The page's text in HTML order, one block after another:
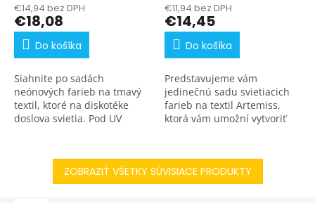
€14,94 bez DPH
€18,08
Do košíka
Siahnite po sadách
neónových farieb na tmavý
textil, ktoré na diskotéke
doslova svietia. Pod UV
deň zase majú jemné
pastelové...
€11,94 bez DPH
€14,45
Do košíka
Predstavujeme vám
jedinečnú sadu svietiacich
farieb na textil Artemiss,
ktorá vám umožní vytvoriť
nielen o jednoduchom...
ZOBRAZIŤ VŠETKY SÚVISIACE PRODUKTY